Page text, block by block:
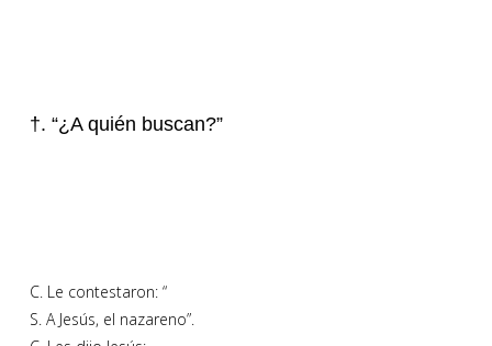
†. “¿A quién buscan?”
C. Le contestaron: “
S. A Jesús, el nazareno”.